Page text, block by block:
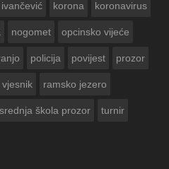
korona koronavirus
nogomet opcinsko vijeće
policija povijest prozor
ramsko jezero
srednja škola prozor turnir